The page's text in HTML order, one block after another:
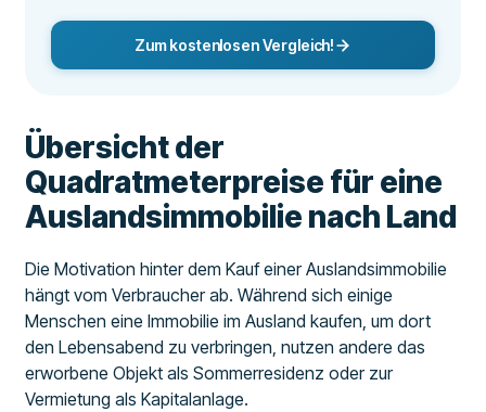
Zum kostenlosen Vergleich!
Übersicht der
Quadratmeterpreise für eine
Auslandsimmobilie nach Land
Die Motivation hinter dem Kauf einer Auslandsimmobilie
hängt vom Verbraucher ab. Während sich einige
Menschen eine Immobilie im Ausland kaufen, um dort
den Lebensabend zu verbringen, nutzen andere das
erworbene Objekt als Sommerresidenz oder zur
Vermietung als Kapitalanlage.